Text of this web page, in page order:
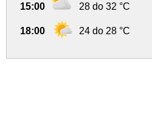
15:00 28 do 32 °C
18:00 24 do 28 °C